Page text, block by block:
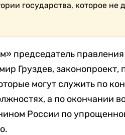
государства, которое не
председатель
Груздев, законопроект,
могут служить по
а по окончании
России по